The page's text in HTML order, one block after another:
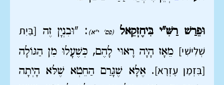
וּפֵרַשׁ רַשִּׁ"י בִּיחֶזְקֵאל (פס' י"א) : "וּבִנְיָן זֶה [בַּיִת
שְׁלִישִׁי] מֵאָז הָיָה רָאוּי לָהֶם, כְּשֶׁעָלוּ מִן הַגּוֹלָה
[בִּזְמַן עֶזְרָא]. אֶלָּא שֶׁגָּרַם הַחֵטְא שֶׁלֹּא הָיְתָה